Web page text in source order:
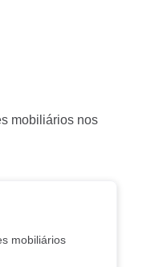
mobiliários nos
mobiliários